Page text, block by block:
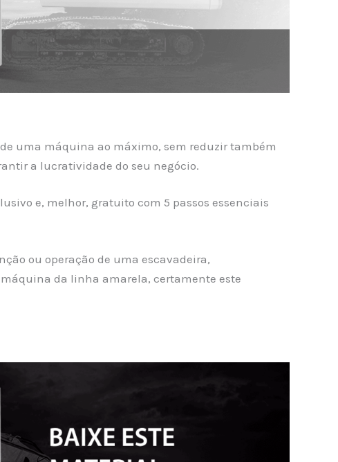
uma máquina ao máximo, sem reduzir também
a lucratividade do seu negócio.
e, melhor, gratuito com 5 passos essenciais
ou operação de uma escavadeira,
da linha amarela, certamente este